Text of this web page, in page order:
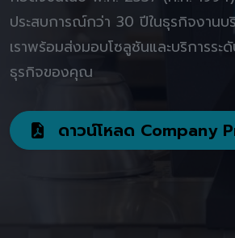
ประสบการณ์กว่า 30 ปีในธุรกิจงานบ
เราพร้อมส่งมอบโซลูชันและบริการระ
ธุรกิจของคุณ
ดาวน์โหลด Company